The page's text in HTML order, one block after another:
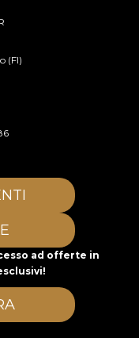
(FI)
ad offerte in